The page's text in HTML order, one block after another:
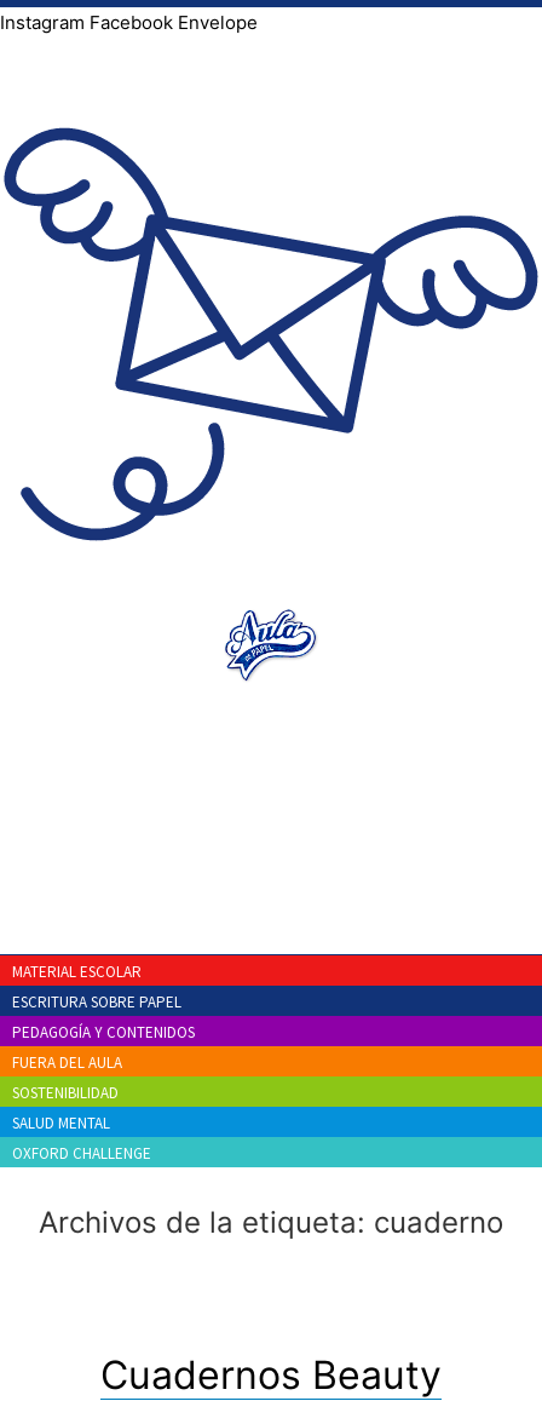
Instagram Facebook Envelope
MATERIAL ESCOLAR
ESCRITURA SOBRE PAPEL
PEDAGOGÍA Y CONTENIDOS
FUERA DEL AULA
SOSTENIBILIDAD
SALUD MENTAL
OXFORD CHALLENGE
Archivos de la etiqueta: cuaderno
Cuadernos Beauty